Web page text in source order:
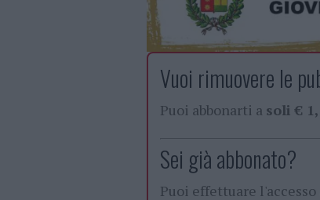
Vuoi rimuovere le
Puoi abbonarti a soli €
Sei già abbonato?
Puoi effettuare